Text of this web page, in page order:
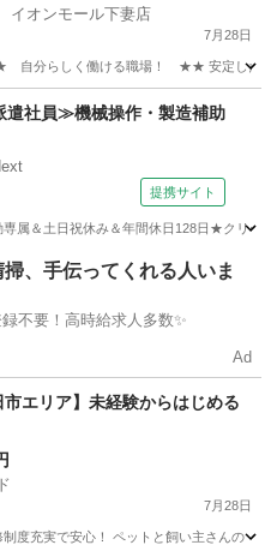
オンモール下妻店
7月28日
しく働ける職場！ ★★ 安定した会社で
スタッフ
社員≫機械操作・製造補助
提携サイト
専属＆土日祝休み＆年間休日128日★クリ
、手伝ってくれる人いま
例1万円〜 / 登録不要！高時給求人多数✨
Ad
市エリア】未経験からはじめる
7月28日
度充実で安心！ ペットと飼い主さんの